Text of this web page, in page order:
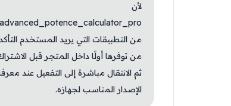
لأن
من التطبيقات التي يريد المستخدم
من توفرها أولًا داخل المتجر قبل
ثم الانتقال مباشرة إلى التفعيل عند
الإصدار المناسب لجهازه.